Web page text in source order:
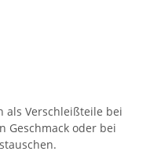
als Verschleißteile bei
Geschmack oder bei